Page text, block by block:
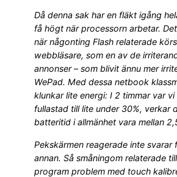
Då denna sak har en fläkt igång
få högt när processorn arbetar.
när någonting Flash relaterade
webbläsare, som en av de
annonser – som blivit ännu mer
WePad. Med dessa netbook
klunkar lite energi: I 2 timmar var
fullastad till lite under 30%, verkar
batteritid i allmänhet vara mellan
Pekskärmen reagerade inte svarar
annan. Så småningom relaterade
program problem med touch